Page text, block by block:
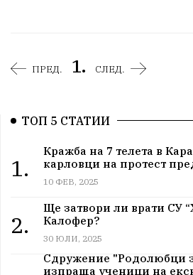
ПРЕД. 1. СЛЕД.
ТОП 5 СТАТИИ
1.
Кражба на 7 телета в
карловци на протест
10 ФЕВ, 2025
2.
Ще затвори ли врати СУ
Калофер?
30 ЮЛИ, 2025
Сдружение "Родолюбци
изпраща ученици на